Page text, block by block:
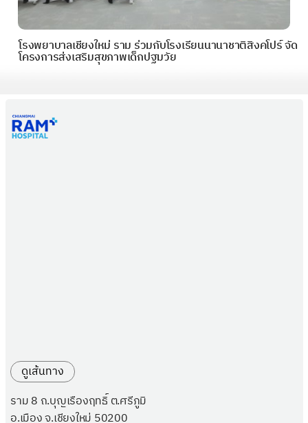
โรงพยาบาลเชียงใหม่ ราม ร่วมกับโรงเรียนนานาชาติสิงคโปร์ จัด
โครงการส่งเสริมสุขภาพเด็กปฐมวัย
ดูเส้นทาง
ราม 8 ถ.บุญเรืองฤทธิ์ ต.ศรีภูมิ
อ.เมือง จ.เชียงใหม่ 50200